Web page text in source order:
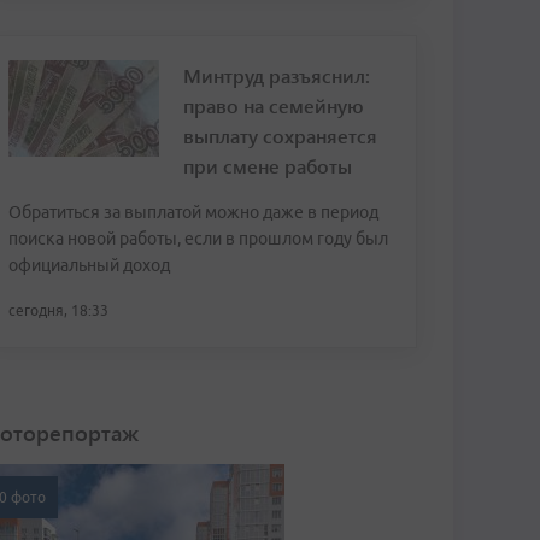
Минтруд разъяснил:
право на семейную
выплату сохраняется
при смене работы
Обратиться за выплатой можно даже в период
поиска новой работы, если в прошлом году был
официальный доход
сегодня, 18:33
фото